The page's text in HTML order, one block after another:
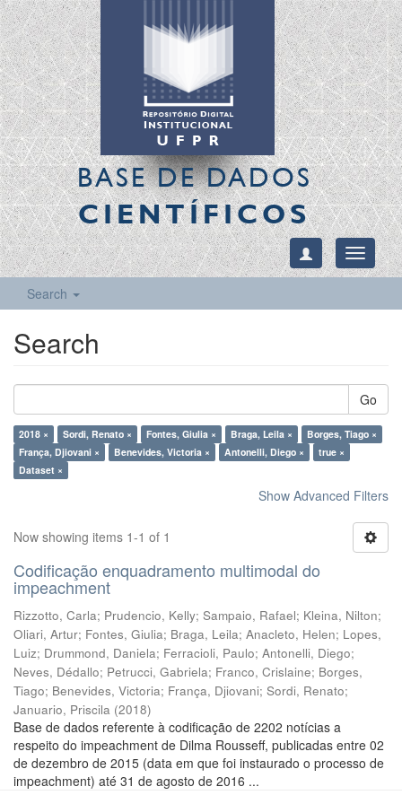
BASE DE DADOS
CIENTÍFICOS
Toggle
Search
Search
Go
2018 × Sordi, Renato × Fontes, Giulia × Braga, Leila ×
Borges, Tiago ×
França, Djiovani ×
Benevides, Victoria × Antonelli, Diego ×
true ×
Dataset ×
Show Advanced Filters
Now showing items 1-1 of 1
Codificação enquadramento multimodal do
impeachment
Rizzotto, Carla; Prudencio, Kelly; Sampaio, Rafael; Kleina, Nilton;
Oliari, Artur; Fontes, Giulia; Braga, Leila; Anacleto, Helen; Lopes,
Luiz; Drummond, Daniela; Ferracioli, Paulo; Antonelli, Diego;
Neves, Dédallo; Petrucci, Gabriela; Franco, Crislaine; Borges,
Tiago; Benevides, Victoria; França, Djiovani; Sordi, Renato;
Januario, Priscila (2018)
Base de dados referente à codificação de 2202 notícias a
respeito do impeachment de Dilma Rousseff, publicadas entre 02
de dezembro de 2015 (data em que foi instaurado o processo de
impeachment) até 31 de agosto de 2016 ...